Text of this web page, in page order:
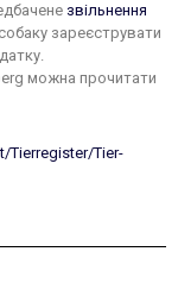
звільнення
зареєструвати
можна прочитати
Tierregister/Tier-